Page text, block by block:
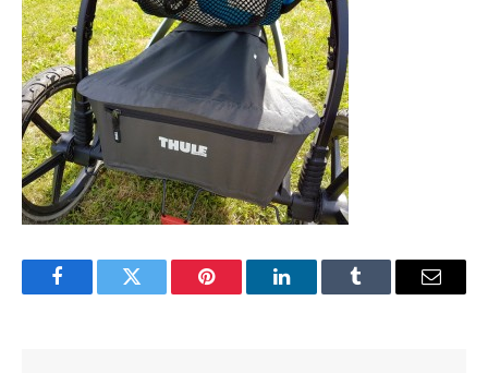
FacebookTwitter Pinterest LinkedInTumblr Email